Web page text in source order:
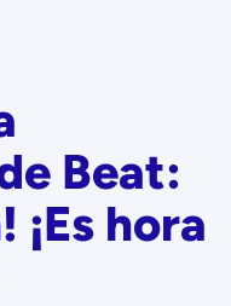
Beat:
¡Es hora